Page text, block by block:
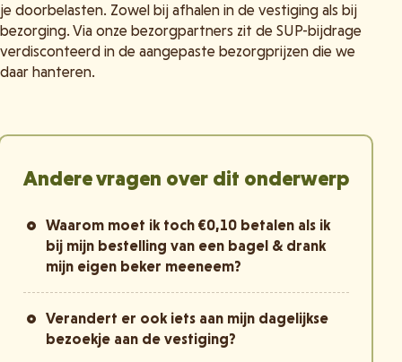
je doorbelasten. Zowel bij afhalen in de vestiging als bij
bezorging. Via onze bezorgpartners zit de SUP-bijdrage
verdisconteerd in de aangepaste bezorgprijzen die we
daar hanteren.
Andere vragen over dit onderwerp
Waarom moet ik toch €0,10 betalen als ik
bij mijn bestelling van een bagel & drank
mijn eigen beker meeneem?
Verandert er ook iets aan mijn dagelijkse
bezoekje aan de vestiging?